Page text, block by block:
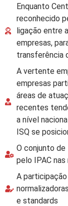
Enquanto
reconhecido
ligação entre
empresas,
transferência
A vertente
empresas
áreas de
recentes
a nível
ISQ se
O conjunto
pelo IPAC
A
e standards